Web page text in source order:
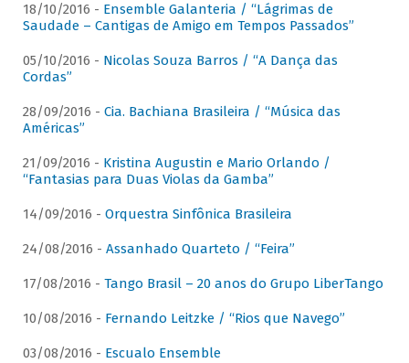
18/10/2016 - Ensemble Galanteria / “Lágrimas de
Saudade – Cantigas de Amigo em Tempos Passados”
05/10/2016 - Nicolas Souza Barros / “A Dança das
Cordas”
28/09/2016 - Cia. Bachiana Brasileira / “Música das
Américas”
21/09/2016 - Kristina Augustin e Mario Orlando /
“Fantasias para Duas Violas da Gamba”
14/09/2016 - Orquestra Sinfônica Brasileira
24/08/2016 - Assanhado Quarteto / “Feira”
17/08/2016 - Tango Brasil – 20 anos do Grupo LiberTango
10/08/2016 - Fernando Leitzke / “Rios que Navego”
03/08/2016 - Escualo Ensemble